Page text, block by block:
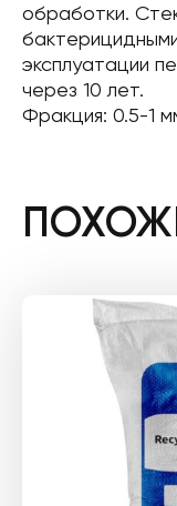
обработки.
эксплуатации
через 10 лет.
Фракция: 0.5-1